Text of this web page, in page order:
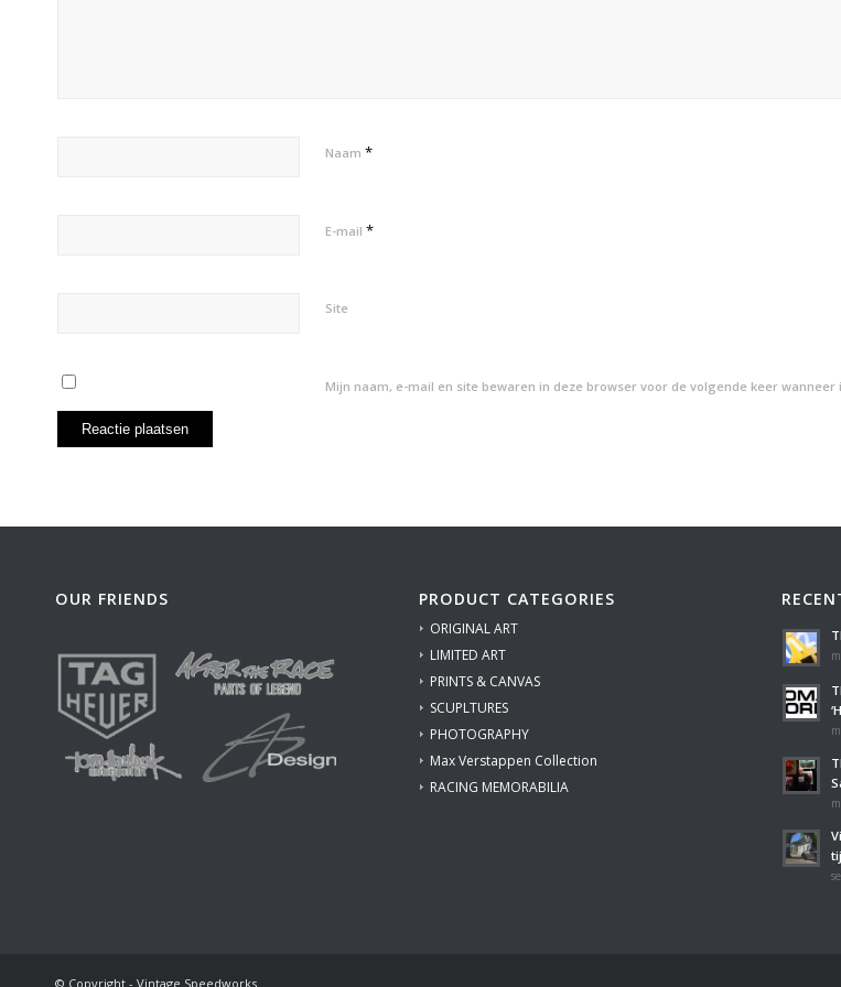
Naam *
E-mail *
Site
Mijn naam, e-mail en site bewaren in deze browser voor de volgende keer wanneer
OUR FRIENDS PRODUCT CATEGORIES
ORIGINAL ART
LIMITED ART
PRINTS & CANVAS
SCUPLTURES
PHOTOGRAPHY
Max Verstappen Collection
RACING MEMORABILIA
© Copyright - Vintage Speedworks